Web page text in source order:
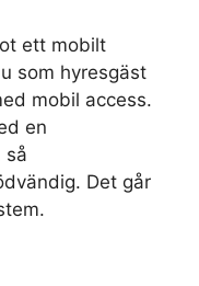
ett mobilt
som hyresgäst
mobil access.
en
så
Det går